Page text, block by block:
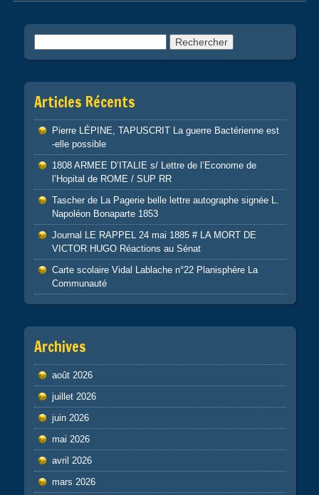
Post navigation
Articles Récents
Pierre LÉPINE, TAPUSCRIT La guerre Bactérienne est
-elle possible
1808 ARMEE D’ITALIE s/ Lettre de l’Econome de
l’Hopital de ROME / SUP RR
Tascher de La Pagerie belle lettre autographe signée L.
Napoléon Bonaparte 1853
Journal LE RAPPEL 24 mai 1885 # LA MORT DE
VICTOR HUGO Réactions au Sénat
Carte scolaire Vidal Lablache n°22 Planisphère La
Communauté
Archives
août 2026
juillet 2026
juin 2026
mai 2026
avril 2026
mars 2026